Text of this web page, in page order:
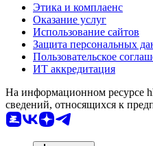
Этика и комплаенс
Оказание услуг
Использование сайтов
Защита персональных
Пользовательское
ИТ аккредитация
На информационном ресурсе
сведений, относящихся к